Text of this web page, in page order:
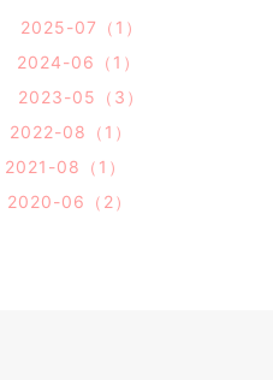
2025-07（1）
2024-06（1）
2023-05（3）
2022-08（1）
2021-08（1）
2020-06（2）